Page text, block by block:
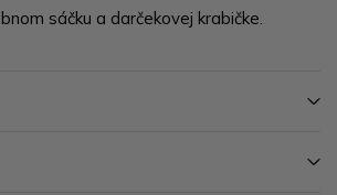
sáčku a darčekovej krabičke.